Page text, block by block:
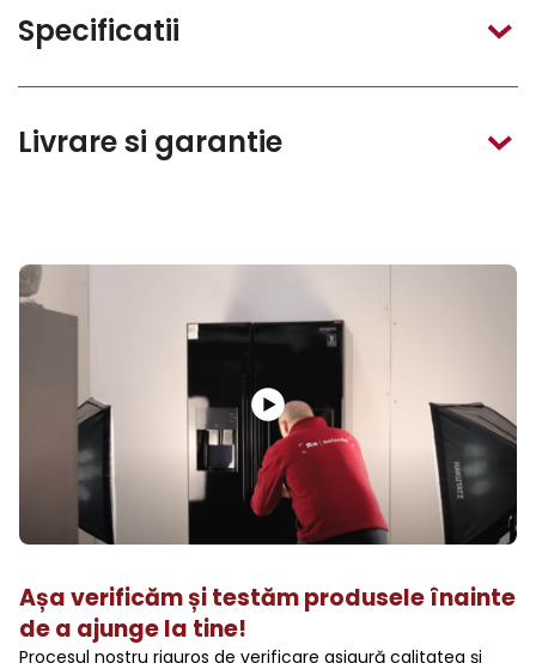
Specificatii
Livrare si garantie
Așa verificăm și testăm produsele înainte
de a ajunge la tine!
Procesul nostru riguros de verificare asigură calitatea și